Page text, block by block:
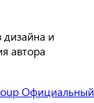
дизайна и
автора
Официальный